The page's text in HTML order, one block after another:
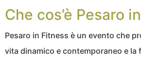
Che cos’è Pesaro
Pesaro in Fitness è un evento che
vita dinamico e contemporaneo e la